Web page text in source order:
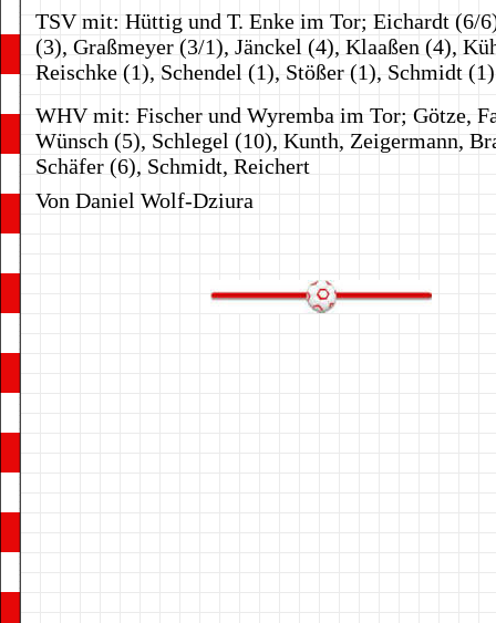
TSV mit: Hüttig und T. Enke im Tor; Eichardt (6/
(3), Graßmeyer (3/1), Jänckel (4), Klaaßen (4),
Reischke (1), Schendel (1), Stößer (1), Schmidt (1)
WHV mit: Fischer und Wyremba im Tor; Götze,
Wünsch (5), Schlegel (10), Kunth, Zeigermann,
Schäfer (6), Schmidt, Reichert
Von Daniel Wolf-Dziura